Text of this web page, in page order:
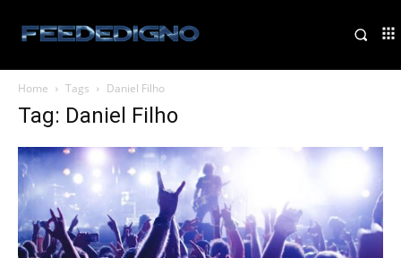
Home Tags Daniel Filho
Tag: Daniel Filho